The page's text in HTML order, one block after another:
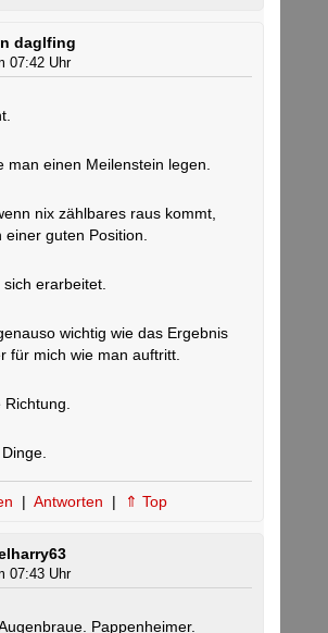
daglfing
07:42 Uhr
man einen Meilenstein legen.
nix zählbares raus kommt,
einer guten Position.
erarbeitet.
wichtig wie das Ergebnis
für mich wie man auftritt.
| Antworten | ⇑ Top
07:43 Uhr
Pappenheimer.